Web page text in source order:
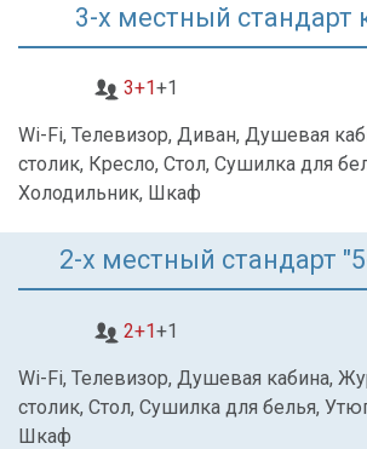
3-х местный стандарт
3+1+1
Wi-Fi, Телевизор, Диван, Душевая
столик, Кресло, Стол, Сушилка для
Холодильник, Шкаф
2-х местный стандарт
2+1+1
Wi-Fi, Телевизор, Душевая кабина,
столик, Стол, Сушилка для белья,
Шкаф